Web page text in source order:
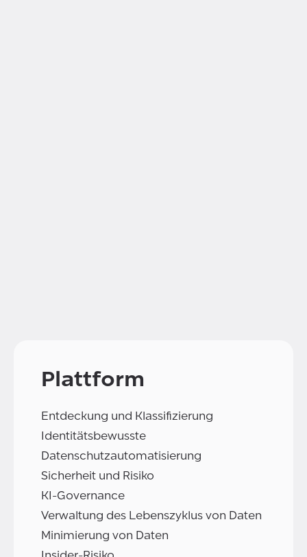
Plattform
Entdeckung und Klassifizierung
Identitätsbewusste
Datenschutzautomatisierung
Sicherheit und Risiko
KI-Governance
Verwaltung des Lebenszyklus von Daten
Minimierung von Daten